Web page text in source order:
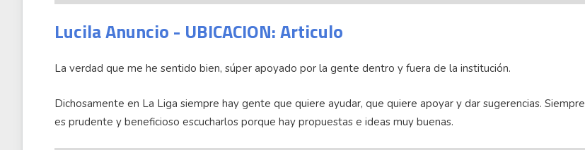
Lucila Anuncio - UBICACION: Articulo
La verdad que me he sentido bien, súper apoyado por la gente dentro y fuera de la institución.
Dichosamente en La Liga siempre hay gente que quiere ayudar, que quiere apoyar y dar sugerencias. Siempre
es prudente y beneficioso escucharlos porque hay propuestas e ideas muy buenas.